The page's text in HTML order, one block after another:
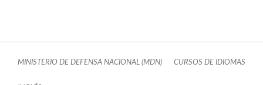
MINISTERIO DE DEFENSA NACIONAL (MDN) CURSOS DE IDIOMAS